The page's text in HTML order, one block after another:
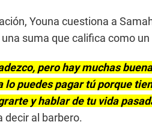
Youna cuestiona a
suma que califica como
pero hay muchas
lo puedes pagar tú porque
y hablar de tu vida
decir al barbero.